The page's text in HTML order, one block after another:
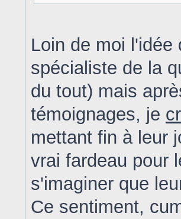
Loin de moi l'idée
spécialiste de la
du tout) mais
témoignages, je
mettant fin à leur
vrai fardeau pour
s'imaginer que
Ce sentiment,